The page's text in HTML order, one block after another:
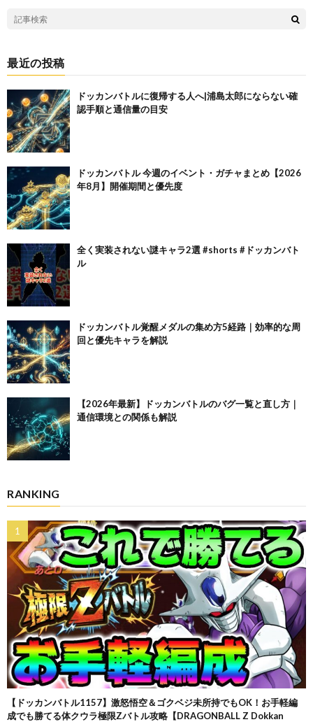
最近の投稿
ドッカンバトルに復帰する人へ|浦島太郎にならない確
認手順と通信量の目安
ドッカンバトル 今週のイベント・ガチャまとめ【2026
年8月】開催期間と優先度
全く実装されない謎キャラ2選 #shorts #ドッカンバト
ル
ドッカンバトル覚醒メダルの集め方5経路｜効率的な周
回と優先キャラを解説
【2026年最新】ドッカンバトルのバグ一覧と直し方｜
通信環境との関係も解説
RANKING
【ドッカンバトル1157】激怒悟空＆ゴクベジ未所持でもOK！お手軽編
成でも勝てる体クウラ極限Zバトル攻略【DRAGONBALL Z Dokkan